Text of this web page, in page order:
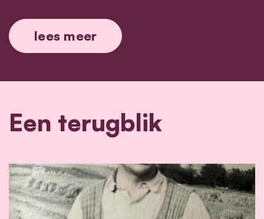
lees meer
Een terugblik